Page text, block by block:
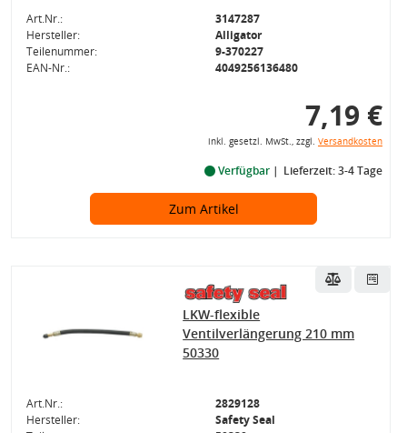
Art.Nr.:
3147287
Hersteller:
Alligator
Teilenummer:
9-370227
EAN-Nr.:
4049256136480
7,19 €
inkl. gesetzl. MwSt., zzgl. Versandkosten
Verfügbar Lieferzeit: 3-4 Tage
Zum Artikel
LKW-flexible
Ventilverlängerung 210 mm
50330
Art.Nr.:
2829128
Hersteller:
Safety Seal